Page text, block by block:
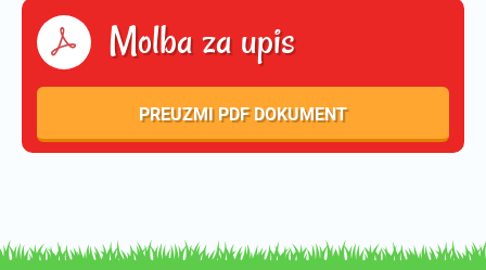
Molba za upis
PREUZMI PDF DOKUMENT